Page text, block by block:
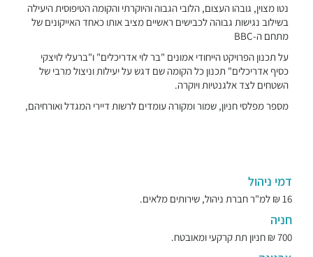
נטו מצוין, גובהו העצום, הלובי הגבוה והיוקרתי והקומה הטיפוסית היעילה
בשילוב נגישות גבוהה לכבישים ראשיים מציב אותו כאחד האייקונים של
מתחם ה-BBC
על תכנון הפרויקט הייחודי אמונים "בר לוי אדריכלים" ו"ברעלי לויצקי
כסיף אדריכלים" תכנון כל הקומה שם דגש על יעילות וניצול מרבי של
השטחים לצד אלגנטיות ויוקרה.
מספר מפלסי חניון, שמור ומקורה עומדים לרשות דיירי המגדל ואורחיהם,
דמי ניהול
16 ₪ למ"ר חברת ניהול, שירותים מלאים.
חניה
700 ₪ חניון תת קרקעי ומאובטח.